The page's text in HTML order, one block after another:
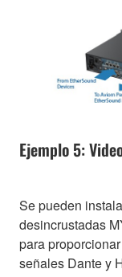
Ejemplo 5:
Se pueden
desincrustadas
para
señales Dante y